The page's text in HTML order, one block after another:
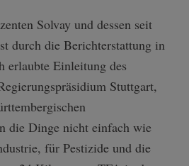
Solvay und dessen seit
durch die Berichterstattung in
erlaubte Einleitung des
Stuttgart,
die Dinge nicht einfach wie
für Pestizide und die